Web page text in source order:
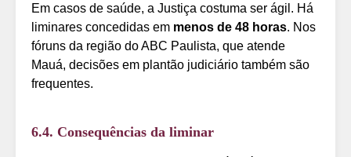
Em casos de saúde, a Justiça costuma ser ágil. Há
liminares concedidas em menos de 48 horas. Nos
fóruns da região do ABC Paulista, que atende
Mauá, decisões em plantão judiciário também são
frequentes.
6.4. Consequências da liminar